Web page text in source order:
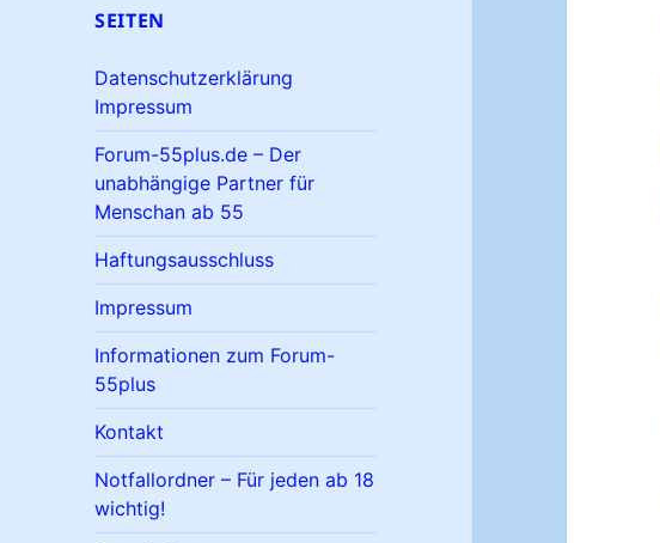
SEITEN
Datenschutzerklärung
Impressum
Forum-55plus.de – Der
unabhängige Partner für
Menschan ab 55
Haftungsausschluss
Impressum
Informationen zum Forum-
55plus
Kontakt
Notfallordner – Für jeden ab 18
wichtig!